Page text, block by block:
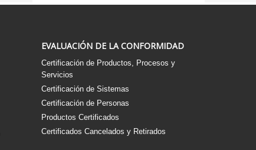
EVALUACIÓN DE LA CONFORMIDAD
Certificación de Productos, Procesos y
Servicios
Certificación de Sistemas
Certificación de Personas
Productos Certificados
Certificados Cancelados y Retirados